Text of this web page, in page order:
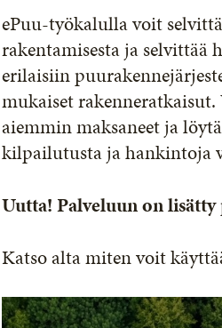
ePuu-työkalulla voit
rakentamisesta ja selvittää
erilaisiin
mukaiset rakenneratkaisut.
aiemmin maksaneet ja
kilpailutusta ja hankintoja
Uutta! Palveluun on
Katso alta miten voit